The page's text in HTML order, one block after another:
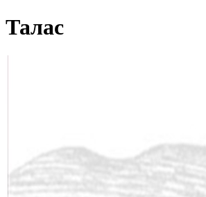
Талас